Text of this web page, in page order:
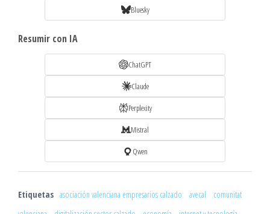
Bluesky
Resumir con IA
ChatGPT
Claude
Perplexity
Mistral
Qwen
Etiquetas asociación valenciana empresarios calzado avecal
comunitat